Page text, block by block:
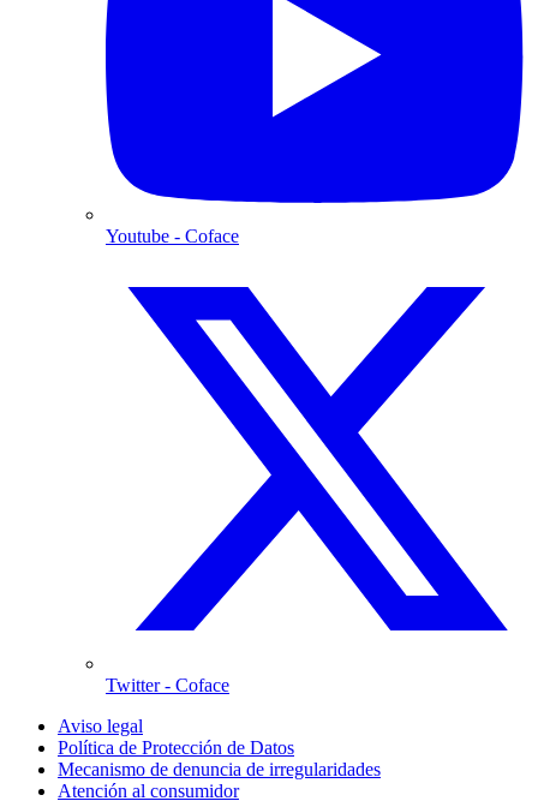
Youtube - Coface
Twitter- Coface
Aviso legal
Política de Protección de Datos
Mecanismo de denuncia de irregularidades
Atención al consumidor